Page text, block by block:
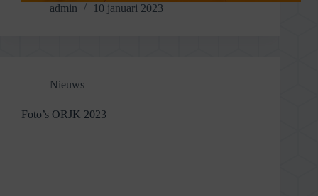
admin 10 januari 2023
Nieuws
Foto’s ORJK 2023